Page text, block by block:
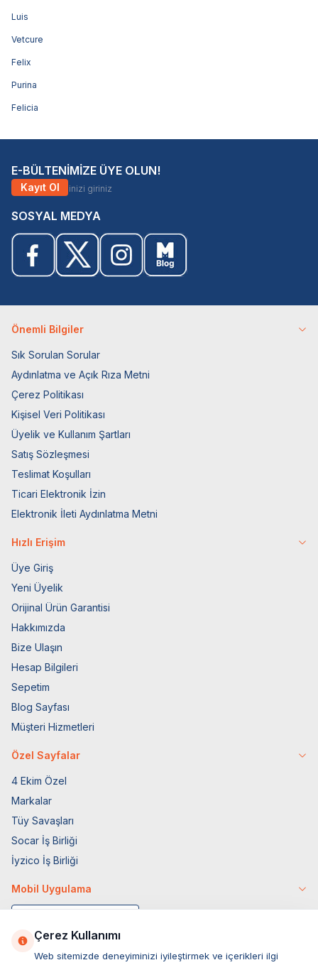
Luis
Vetcure
Felix
Purina
Felicia
E-BÜLTENİMİZE ÜYE OLUN!
Kayıt Ol
SOSYAL MEDYA
Önemli Bilgiler
Sık Sorulan Sorular
Aydınlatma ve Açık Rıza Metni
Çerez Politikası
Kişisel Veri Politikası
Üyelik ve Kullanım Şartları
Satış Sözleşmesi
Teslimat Koşulları
Ticari Elektronik İzin
Elektronik İleti Aydınlatma Metni
Hızlı Erişim
Üye Giriş
Yeni Üyelik
Orijinal Ürün Garantisi
Hakkımızda
Bize Ulaşın
Hesap Bilgileri
Sepetim
Blog Sayfası
Müşteri Hizmetleri
Özel Sayfalar
4 Ekim Özel
Markalar
Tüy Savaşları
Socar İş Birliği
İyzico İş Birliği
Mobil Uygulama
Çerez Kullanımı
Web sitemizde deneyiminizi iyileştirmek ve içerikleri ilgi